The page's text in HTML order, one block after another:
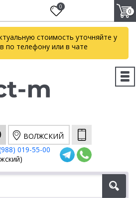
0
0
стоимость уточняйте у
по телефону или в чате
ВОЛЖСКИЙ
019-55-00